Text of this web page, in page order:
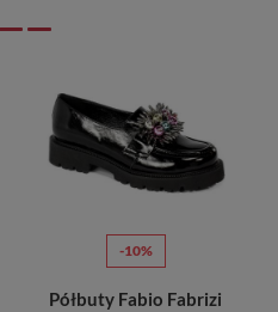
-10%
Półbuty Fabio Fabrizi